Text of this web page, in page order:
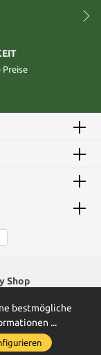
Preise
Shop
Versandkosten
angegeben.
bestmögliche
...